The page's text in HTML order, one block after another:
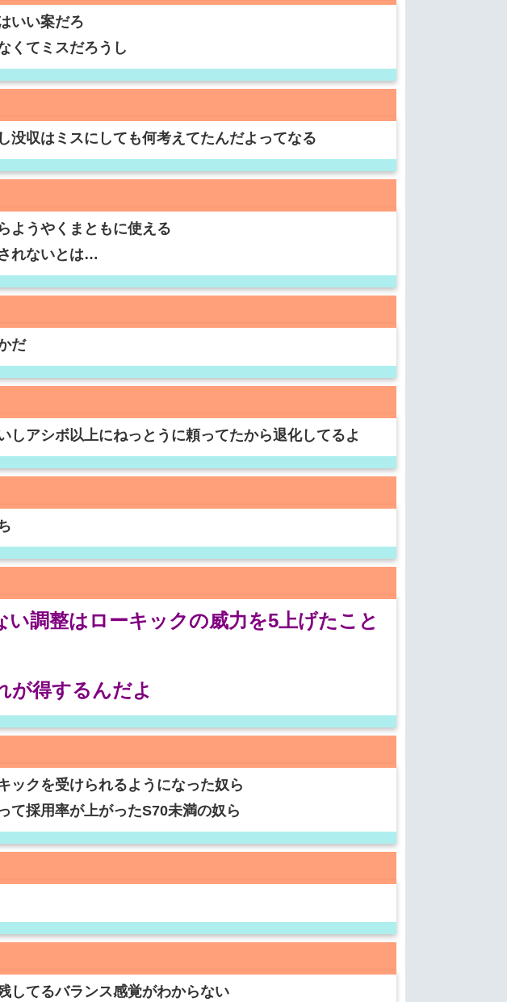
いい案だろ
くてミスだろうし
没収はミスにしても何考えてたんだよってなる
ようやくまともに使える
れないとは…
だ
しアシボ以上にねっとうに頼ってたから退化してるよ
い調整はローキックの威力を5上げたこと
が得するんだよ
ックを受けられるようになった奴ら
て採用率が上がったS70未満の奴ら
してるバランス感覚がわからない